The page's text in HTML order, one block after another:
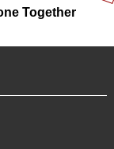
Together